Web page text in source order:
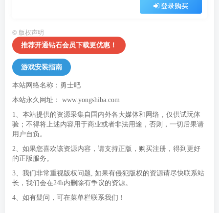
登录购买
© 版权声明
推荐开通钻石会员下载更优惠！
游戏安装指南
本站网络名称：勇士吧
本站永久网址： www.yongshiba.com
1、本站提供的资源采集自国内外各大媒体和网络，仅供试玩体
验；不得将上述内容用于商业或者非法用途，否则，一切后果请
用户自负。
2、如果您喜欢该资源内容，请支持正版，购买注册，得到更好
的正版服务。
3、我们非常重视版权问题, 如果有侵犯版权的资源请尽快联系站
长，我们会在24h内删除有争议的资源。
4、如有疑问，可在菜单栏联系我们！